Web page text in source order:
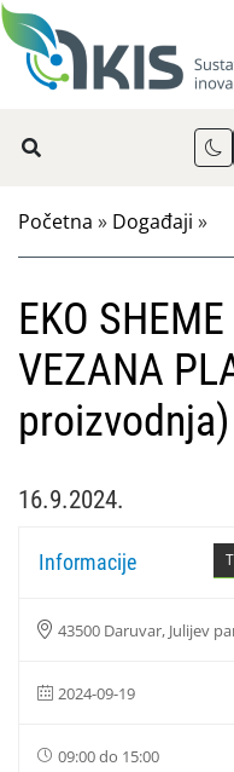
Početna » Događaji »
EKO
VEZANA
16.9.2024.
Informacije
43500 Daruvar, Julijev
2024-09-19
09:00 do 15:00